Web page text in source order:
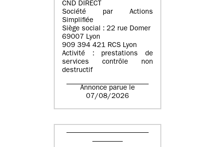
CND DIRECT
Société par Actions
Simplifiée
Siège social : 22 rue Domer
69007 Lyon
909 394 421 RCS Lyon
Activité : prestations de
services contrôle non
destructif
Annonce parue le
07/08/2026